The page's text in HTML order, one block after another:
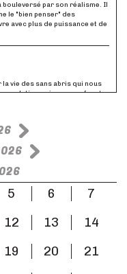
par son réalisme. Il
le "bien penser" des
avec plus de puissance et de
vie des sans abris qui nous
population qui nous confronte
ne sortirez pas le cœur
dans ce lieu inédit
si vrai. A voir et
5 6
7
12 13
14
19 20
21